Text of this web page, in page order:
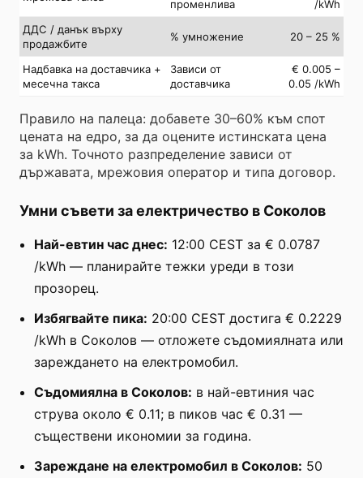
променлива
/kWh
ДДС / данък върху
продажбите
% умножение 20 – 25 %
Надбавка на доставчика +
месечна такса
Зависи от
доставчика
€ 0.005 –
0.05 /kWh
Правило на палеца: добавете 30–60% към спот
цената на едро, за да оцените истинската цена
за kWh. Точното разпределение зависи от
държавата, мрежовия оператор и типа договор.
Умни съвети за електричество в Соколов
Най-евтин час днес: 12:00 CEST за € 0.0787
/kWh — планирайте тежки уреди в този
прозорец.
Избягвайте пика: 20:00 CEST достига € 0.2229
/kWh в Соколов — отложете съдомиялната или
зареждането на електромобил.
Съдомиялна в Соколов: в най-евтиния час
струва около € 0.11; в пиков час € 0.31 —
съществени икономии за година.
Зареждане на електромобил в Соколов: 50